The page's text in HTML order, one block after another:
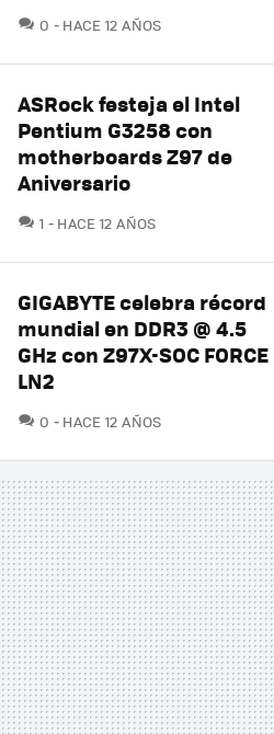
0 COMENTARIOS
HACE 12 AÑOS
ASRock festeja el Intel
Pentium G3258 con
motherboards Z97 de
Aniversario
1 COMENTARIOS
HACE 12 AÑOS
GIGABYTE celebra récord
mundial en DDR3 @ 4.5
GHz con Z97X-SOC FORCE
LN2
0 COMENTARIOS
HACE 12 AÑOS